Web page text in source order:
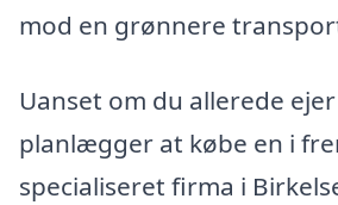
mod en grønnere
Uanset om du allerede
planlægger at købe en i
specialiseret firma i